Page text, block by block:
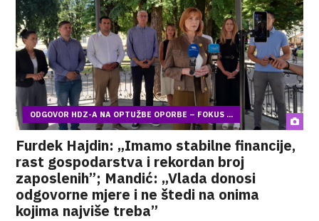
ODGOVOR HDZ-A NA OPTUŽBE OPORBE – FOKUS ...
Furdek Hajdin: „Imamo stabilne financije,
rast gospodarstva i rekordan broj
zaposlenih”; Mandić: „Vlada donosi
odgovorne mjere i ne štedi na onima
kojima najviše treba”